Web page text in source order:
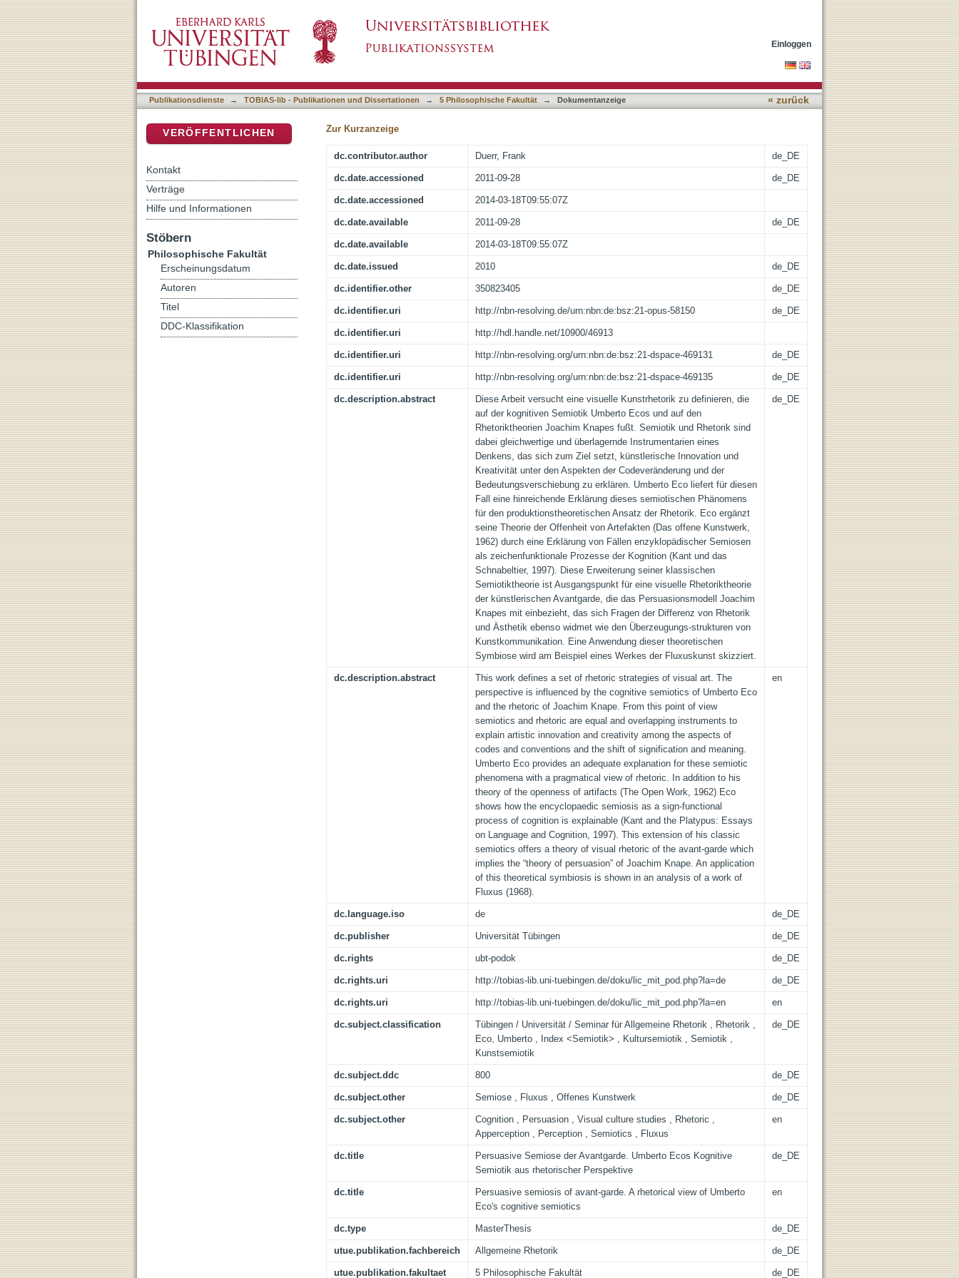
Perspektive
Einloggen
Publikationsdienste → TOBIAS-lib - Publikationen und Dissertationen → 5 Philosophische Fakultät → Dokumentanzeige « zurück
Zur Kurzanzeige
dc.contributor.author Duerr, Frank de_DE
dc.date.accessioned 2011-09-28 de_DE
dc.date.accessioned 2014-03-18T09:55:07Z
dc.date.available 2011-09-28 de_DE
dc.date.available 2014-03-18T09:55:07Z
dc.date.issued 2010 de_DE
dc.identifier.other 350823405 de_DE
dc.identifier.uri http://nbn-resolving.de/urn:nbn:de:bsz:21-opus-58150 de_DE
dc.identifier.uri http://hdl.handle.net/10900/46913
dc.identifier.uri http://nbn-resolving.org/urn:nbn:de:bsz:21-dspace-469131 de_DE
dc.identifier.uri http://nbn-resolving.org/urn:nbn:de:bsz:21-dspace-469135 de_DE
dc.description.abstract
Diese Arbeit versucht eine visuelle Kunstrhetorik zu definieren, die
auf der kognitiven Semiotik Umberto Ecos und auf den
Rhetoriktheorien Joachim Knapes fußt. Semiotik und Rhetorik sind
dabei gleichwertige und überlagernde Instrumentarien eines
Denkens, das sich zum Ziel setzt, künstlerische Innovation und
Kreativität unter den Aspekten der Codeveränderung und der
Bedeutungsverschiebung zu erklären. Umberto Eco liefert für diesen
Fall eine hinreichende Erklärung dieses semiotischen Phänomens
für den produktionstheoretischen Ansatz der Rhetorik. Eco ergänzt
seine Theorie der Offenheit von Artefakten (Das offene Kunstwerk,
1962) durch eine Erklärung von Fällen enzyklopädischer Semiosen
als zeichenfunktionale Prozesse der Kognition (Kant und das
Schnabeltier, 1997). Diese Erweiterung seiner klassischen
Semiotiktheorie ist Ausgangspunkt für eine visuelle Rhetoriktheorie
der künstlerischen Avantgarde, die das Persuasionsmodell Joachim
Knapes mit einbezieht, das sich Fragen der Differenz von Rhetorik
und Ästhetik ebenso widmet wie den Überzeugungs-strukturen von
Kunstkommunikation. Eine Anwendung dieser theoretischen
Symbiose wird am Beispiel eines Werkes der Fluxuskunst skizziert.
de_DE
dc.description.abstract
This work defines a set of rhetoric strategies of visual art. The
perspective is influenced by the cognitive semiotics of Umberto Eco
and the rhetoric of Joachim Knape. From this point of view
semiotics and rhetoric are equal and overlapping instruments to
explain artistic innovation and creativity among the aspects of
codes and conventions and the shift of signification and meaning.
Umberto Eco provides an adequate explanation for these semiotic
phenomena with a pragmatical view of rhetoric. In addition to his
theory of the openness of artifacts (The Open Work, 1962) Eco
shows how the encyclopaedic semiosis as a sign-functional
process of cognition is explainable (Kant and the Platypus: Essays
on Language and Cognition, 1997). This extension of his classic
semiotics offers a theory of visual rhetoric of the avant-garde which
implies the “theory of persuasion” of Joachim Knape. An application
of this theoretical symbiosis is shown in an analysis of a work of
Fluxus (1968).
en
dc.language.iso de de_DE
dc.publisher Universität Tübingen de_DE
dc.rights ubt-podok de_DE
dc.rights.uri http://tobias-lib.uni-tuebingen.de/doku/lic_mit_pod.php?la=de de_DE
dc.rights.uri http://tobias-lib.uni-tuebingen.de/doku/lic_mit_pod.php?la=en en
dc.subject.classification
Tübingen / Universität / Seminar für Allgemeine Rhetorik , Rhetorik ,
Eco, Umberto , Index <Semiotik> , Kultursemiotik , Semiotik ,
Kunstsemiotik
de_DE
dc.subject.ddc 800 de_DE
dc.subject.other Semiose , Fluxus , Offenes Kunstwerk de_DE
dc.subject.other
Cognition , Persuasion , Visual culture studies , Rhetoric ,
Apperception , Perception , Semiotics , Fluxus
en
dc.title
Persuasive Semiose der Avantgarde. Umberto Ecos Kognitive
Semiotik aus rhetorischer Perspektive
de_DE
dc.title
Persuasive semiosis of avant-garde. A rhetorical view of Umberto
Eco's cognitive semiotics
en
dc.type MasterThesis de_DE
utue.publikation.fachbereich Allgemeine Rhetorik de_DE
utue.publikation.fakultaet 5 Philosophische Fakultät de_DE
VERÖFFENTLICHEN
Kontakt
Verträge
Hilfe und Informationen
Stöbern
Philosophische Fakultät
Erscheinungsdatum
Autoren
Titel
DDC-Klassifikation